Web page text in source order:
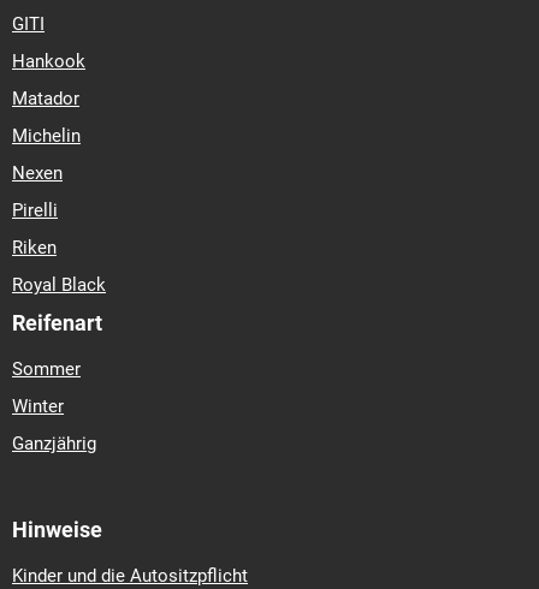
GITI
Hankook
Matador
Michelin
Nexen
Pirelli
Riken
Royal Black
Reifenart
Sommer
Winter
Ganzjährig
Hinweise
Kinder und die Autositzpflicht